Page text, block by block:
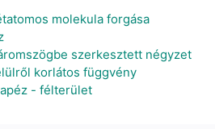
molekula forgása
szerkesztett négyzet
korlátos függvény
- félterület